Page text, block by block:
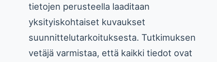
tietojen perusteella laaditaan
yksityiskohtaiset kuvaukset
suunnittelutarkoituksesta. Tutkimuksen
vetäjä varmistaa, että kaikki tiedot ovat